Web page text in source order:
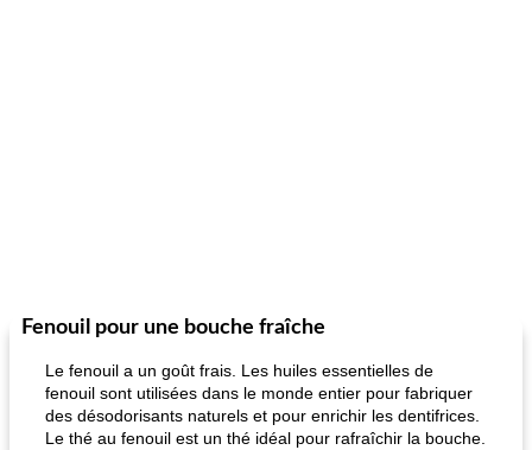
Fenouil pour une bouche fraîche
Le fenouil a un goût frais. Les huiles essentielles de
fenouil sont utilisées dans le monde entier pour fabriquer
des désodorisants naturels et pour enrichir les dentifrices.
Le thé au fenouil est un thé idéal pour rafraîchir la bouche.